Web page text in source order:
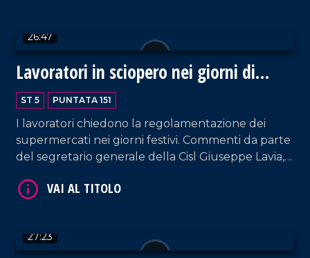
26:47
Lavoratori in sciopero nei giorni di
festa
ST 5 PUNTATA 151
I lavoratori chiedono la regolamentazione dei
supermercati nei giorni festivi. Commenti da parte
del segretario generale della Cisl Giuseppe Lavia,
sociologo Fulvio D'Ascola.
27:23
VAI AL TITOLO